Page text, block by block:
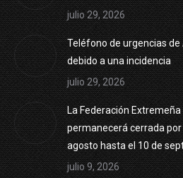
julio 29, 2026
Teléfono de urgencias
debido a una incidencia
julio 29, 2026
La Federación
permanecerá cerrada
agosto hasta el 10 de
julio 9, 2026